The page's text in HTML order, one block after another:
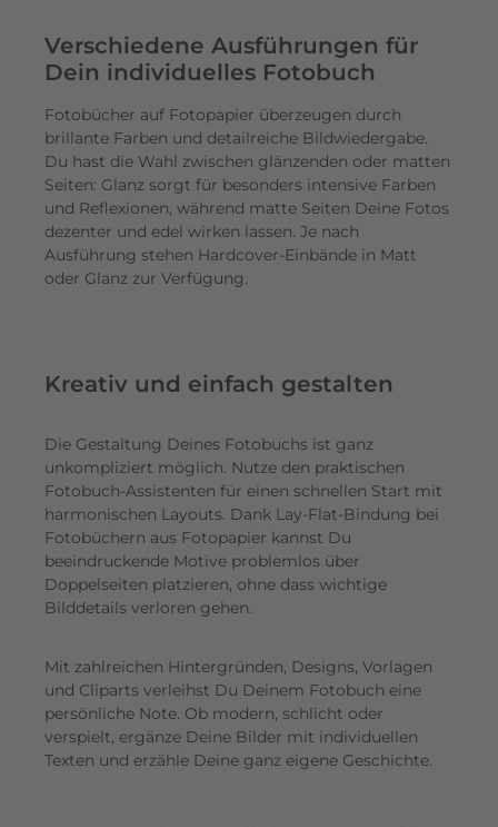
Verschiedene Ausführungen für
Dein individuelles Fotobuch
Fotobücher auf Fotopapier überzeugen durch
brillante Farben und detailreiche Bildwiedergabe.
Du hast die Wahl zwischen glänzenden oder matten
Seiten: Glanz sorgt für besonders intensive Farben
und Reflexionen, während matte Seiten Deine Fotos
dezenter und edel wirken lassen. Je nach
Ausführung stehen Hardcover-Einbände in Matt
oder Glanz zur Verfügung.
Kreativ und einfach gestalten
Die Gestaltung Deines Fotobuchs ist ganz
unkompliziert möglich. Nutze den praktischen
Fotobuch-Assistenten für einen schnellen Start mit
harmonischen Layouts. Dank Lay-Flat-Bindung bei
Fotobüchern aus Fotopapier kannst Du
beeindruckende Motive problemlos über
Doppelseiten platzieren, ohne dass wichtige
Bilddetails verloren gehen.
Mit zahlreichen Hintergründen, Designs, Vorlagen
und Cliparts verleihst Du Deinem Fotobuch eine
persönliche Note. Ob modern, schlicht oder
verspielt, ergänze Deine Bilder mit individuellen
Texten und erzähle Deine ganz eigene Geschichte.